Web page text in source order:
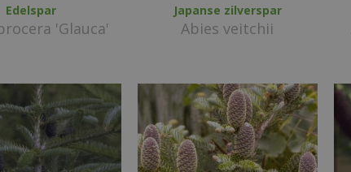
Edelspar
'Glauca'
Japanse zilverspar
Abies veitchii